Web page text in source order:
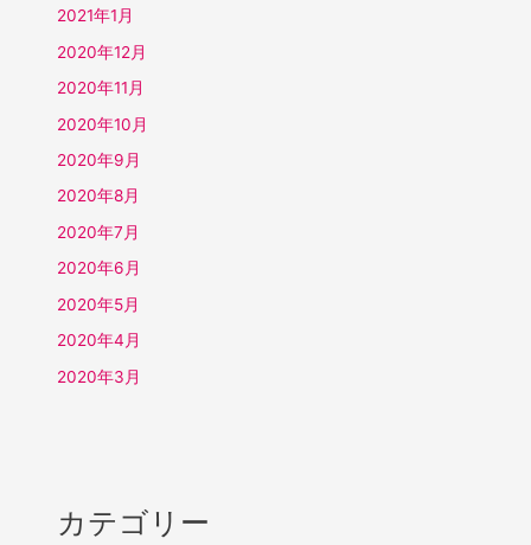
2021年1月
2020年12月
2020年11月
2020年10月
2020年9月
2020年8月
2020年7月
2020年6月
2020年5月
2020年4月
2020年3月
カテゴリー